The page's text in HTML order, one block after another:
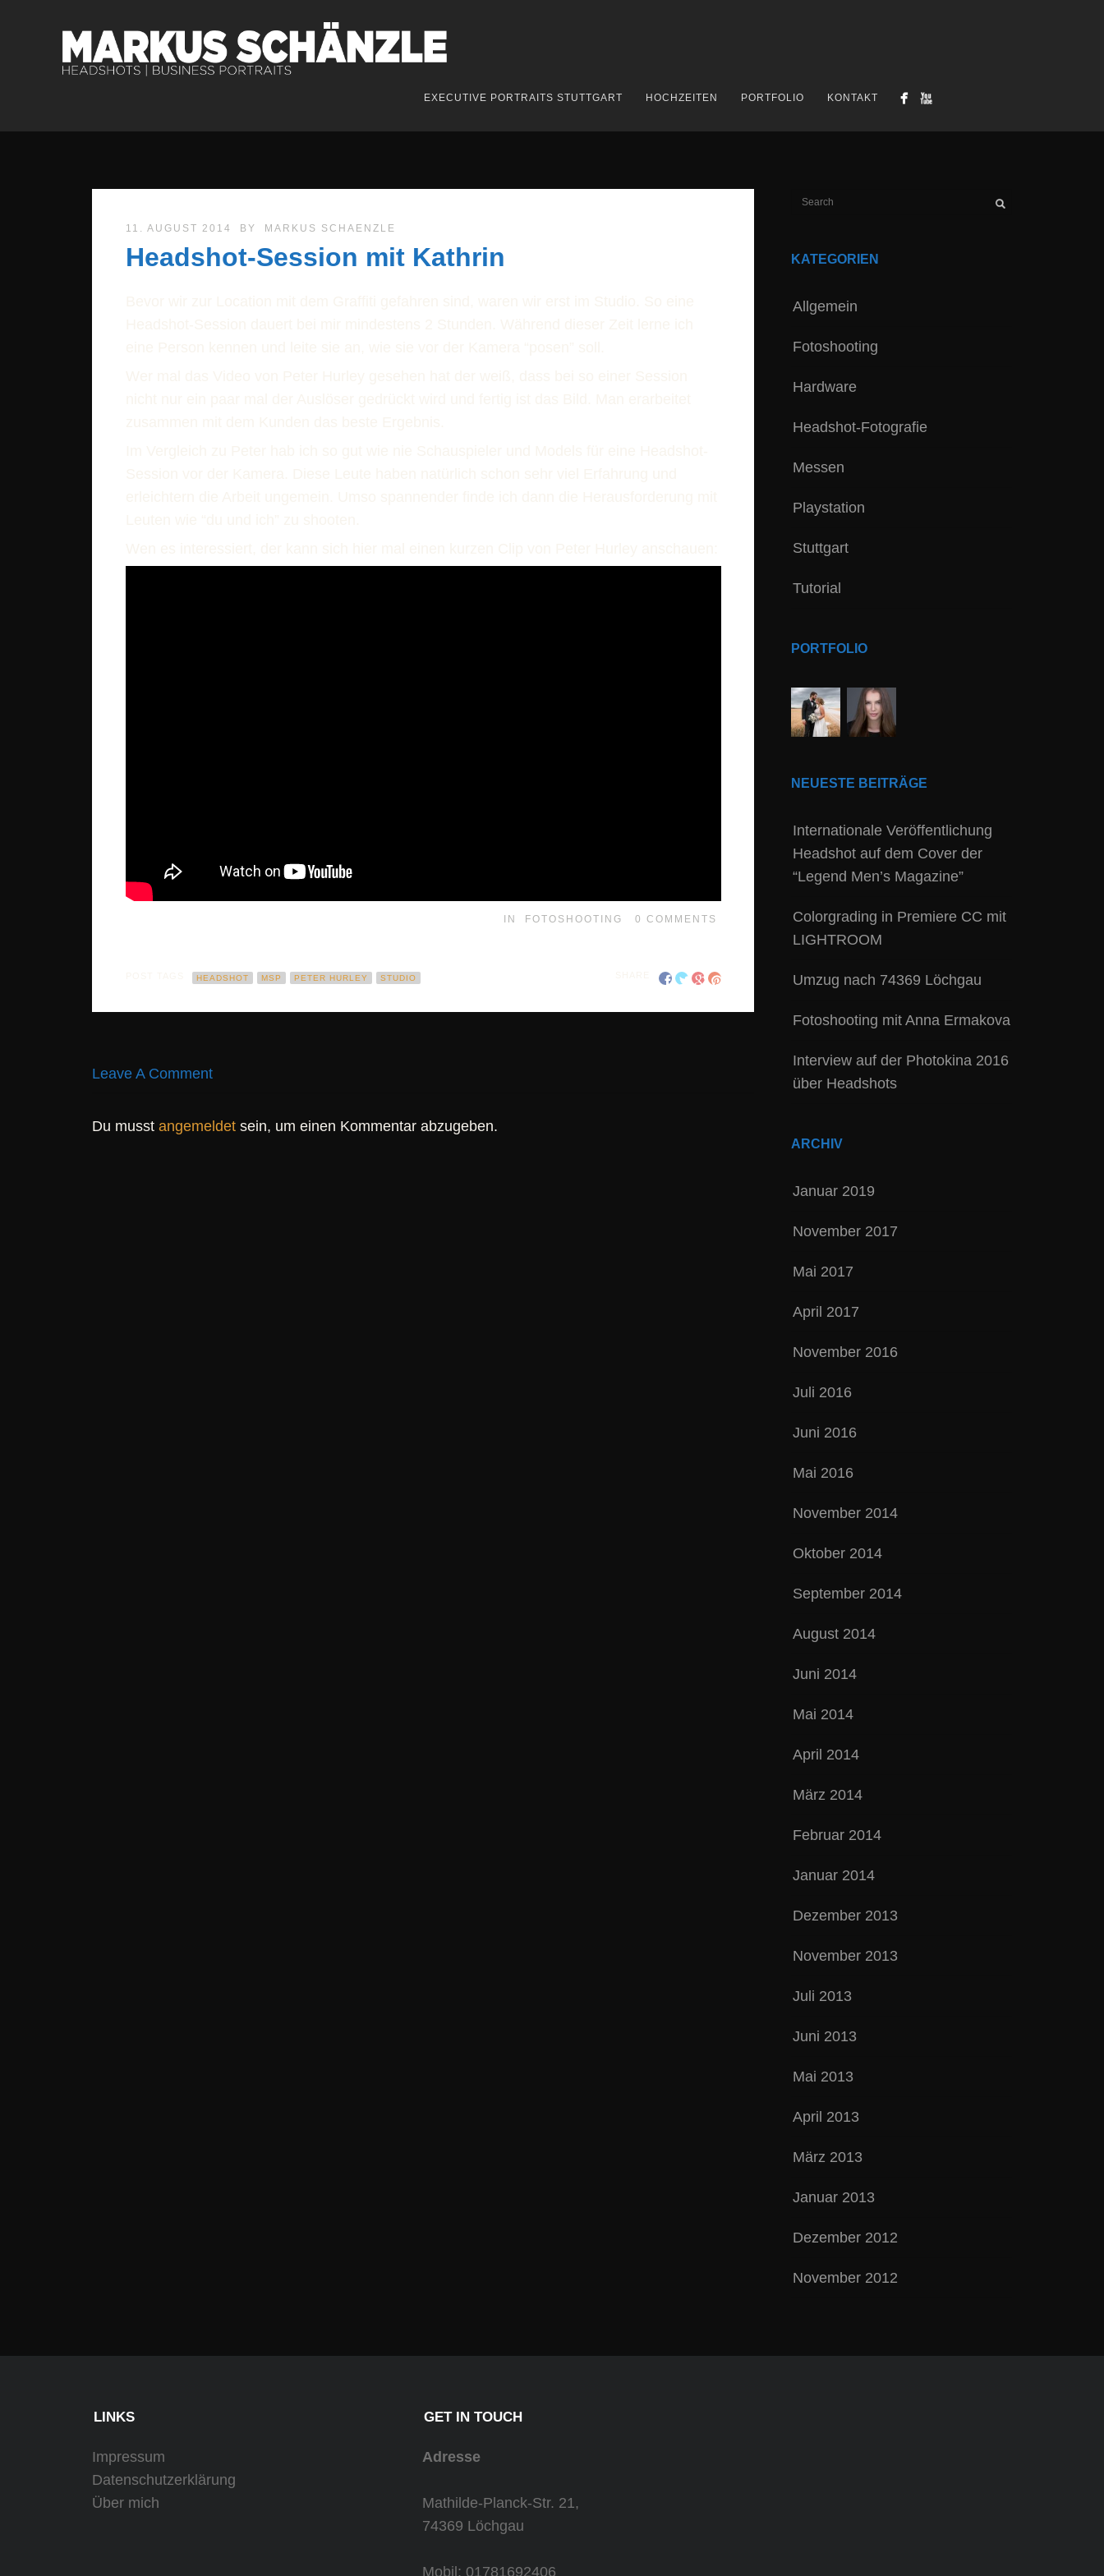
EXECUTIVE PORTRAITS STUTTGART HOCHZEITEN PORTFOLIO KONTAKT
11. AUGUST 2014 BY MARKUS SCHAENZLE
Headshot-Session mit Kathrin
IN FOTOSHOOTING 0 COMMENTS
HEADSHOT MSP PETER HURLEY STUDIO
Leave A Comment
Du musstangemeldet sein, um einen Kommentar abzugeben.
KATEGORIEN
Allgemein
Fotoshooting
Hardware
Headshot-Fotografie
Messen
Playstation
Stuttgart
Tutorial
PORTFOLIO
NEUESTE BEITRÄGE
Internationale Veröffentlichung
Headshot auf dem Cover der
“Legend Men’s Magazine”
Colorgrading in Premiere CC mit
LIGHTROOM
Umzug nach 74369 Löchgau
Fotoshooting mit Anna Ermakova
Interview auf der Photokina 2016
über Headshots
ARCHIV
Januar 2019
November 2017
Mai 2017
April 2017
November 2016
Juli 2016
Juni 2016
Mai 2016
November 2014
Oktober 2014
September 2014
August 2014
Juni 2014
Mai 2014
April 2014
März 2014
Februar 2014
Januar 2014
Dezember 2013
November 2013
Juli 2013
Juni 2013
Mai 2013
April 2013
März 2013
Januar 2013
Dezember 2012
November 2012
LINKS
Impressum
Datenschutzerklärung
Über mich
GET IN TOUCH
Adresse
Mathilde-Planck-Str. 21,
74369 Löchgau
Mobil: 01781692406